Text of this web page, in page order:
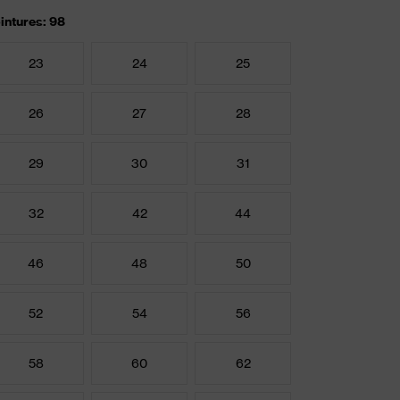
98
23 24 25
26 27 28
29 30 31
32 42 44
46 48 50
52 54 56
58 60 62